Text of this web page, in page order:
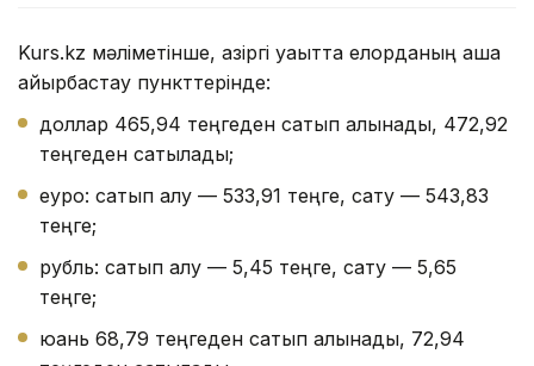
Kurs.kz мәліметінше, қазіргі уақытта елорданың ақша
айырбастау пункттерінде:
доллар 465,94 теңгеден сатып алынады, 472,92
теңгеден сатылады;
еуро: сатып алу — 533,91 теңге, сату — 543,83
теңге;
рубль: сатып алу — 5,45 теңге, сату — 5,65
теңге;
юань 68,79 теңгеден сатып алынады, 72,94